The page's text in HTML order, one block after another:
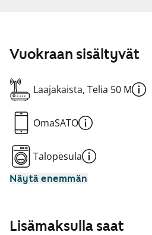
Vuokraan sisältyvät
Laajakaista, Telia 50 M
OmaSATO
Talopesula
Näytä enemmän
Lisämaksulla saat